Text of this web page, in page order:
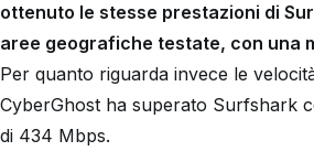
ottenuto le stesse prestazioni di
aree geografiche testate, con una
Per quanto riguarda invece le
CyberGhost ha superato Surfshark
di 434 Mbps.